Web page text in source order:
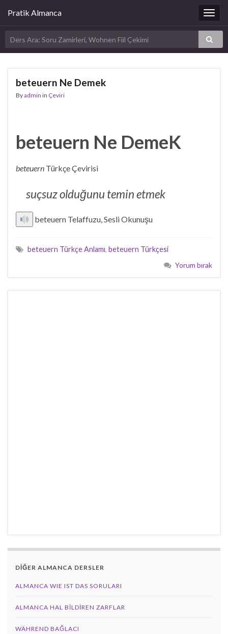
Pratik Almanca
beteuern Ne Demek
Byadmin in Çeviri
beteuern Ne DemeK
beteuern Türkçe Çevirisi
suçsuz olduğunu temin etmek
beteuern Telaffuzu, Sesli Okunuşu
beteuern Türkçe Anlamı, beteuern Türkçesi
Yorum bırak
DİĞER ALMANCA DERSLER
ALMANCA WIE IST DAS SORULARI
ALMANCA HAL BILDIREN ZARFLAR
WÄHREND BAĞLACI